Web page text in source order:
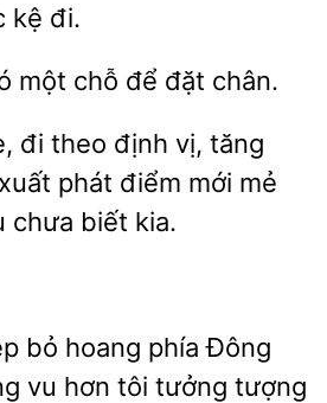
chỗ để đặt chân.
đi theo định vị,
phát điểm mới mẻ
biết kia.
bỏ
phía Đông
vu
tôi tưởng tượng